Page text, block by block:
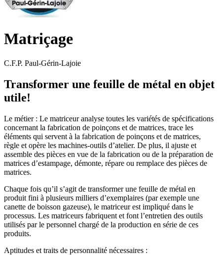
Matriçage
C.F.P. Paul-Gérin-Lajoie
Transformer une feuille de métal en objet
utile!
Le métier : Le matriceur analyse toutes les variétés de spécifications
concernant la fabrication de poinçons et de matrices, trace les
éléments qui servent à la fabrication de poinçons et de matrices,
règle et opère les machines-outils d’atelier. De plus, il ajuste et
assemble des pièces en vue de la fabrication ou de la préparation de
matrices d’estampage, démonte, répare ou remplace des pièces de
matrices.
Chaque fois qu’il s’agit de transformer une feuille de métal en
produit fini à plusieurs milliers d’exemplaires (par exemple une
canette de boisson gazeuse), le matriceur est impliqué dans le
processus. Les matriceurs fabriquent et font l’entretien des outils
utilisés par le personnel chargé de la production en série de ces
produits.
Aptitudes et traits de personnalité nécessaires :